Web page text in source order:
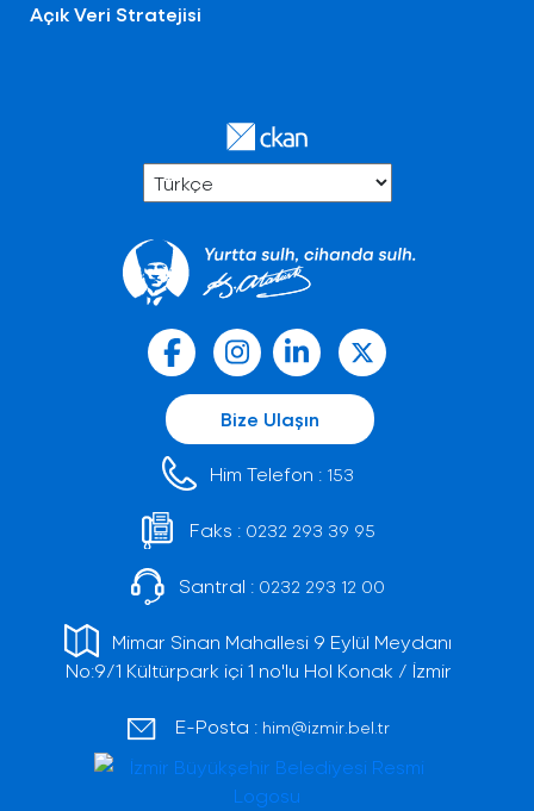
Açık Veri Stratejisi
Bize Ulaşın
Him Telefon : 153
Faks : 0232 293 39 95
Santral : 0232 293 12 00
Mimar Sinan Mahallesi 9 Eylül Meydanı
No:9/1 Kültürpark içi 1 no'lu Hol Konak / İzmir
E-Posta : him@izmir.bel.tr